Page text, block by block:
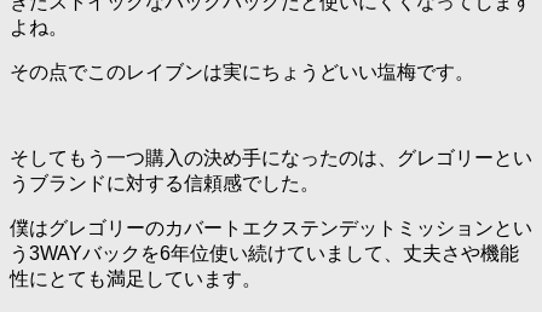
よね。
その点でこのレイブンは実にちょうどいい塩梅です。
そしてもう一つ購入の決め手になったのは、グレゴリーとい
うブランドに対する信頼感でした。
僕はグレゴリーのカバートエクステンデットミッションとい
う3WAYバックを6年位使い続けていまして、丈夫さや機能
性にとても満足しています。